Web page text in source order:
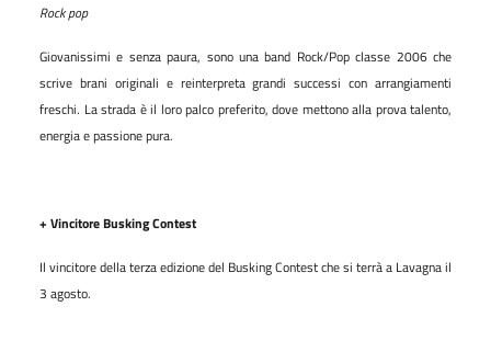
Rock pop
Giovanissimi e senza paura, sono una band Rock/Pop classe 2006 che
scrive brani originali e reinterpreta grandi successi con arrangiamenti
freschi. La strada è il loro palco preferito, dove mettono alla prova talento,
energia e passione pura.
+ Vincitore Busking Contest
Il vincitore della terza edizione del Busking Contest che si terrà a Lavagna il
3 agosto.